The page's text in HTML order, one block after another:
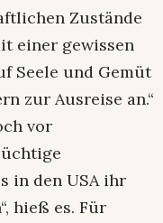
Zustände
einer gewissen
Seele und Gemüt
zur Ausreise an.“
vor
in den USA ihr
hieß es. Für